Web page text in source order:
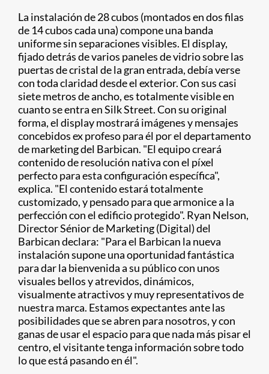
La instalación de 28 cubos (montados en dos filas
de 14 cubos cada una) compone una banda
uniforme sin separaciones visibles. El display,
fijado detrás de varios paneles de vidrio sobre las
puertas de cristal de la gran entrada, debía verse
con toda claridad desde el exterior. Con sus casi
siete metros de ancho, es totalmente visible en
cuanto se entra en Silk Street. Con su original
forma, el display mostrará imágenes y mensajes
concebidos ex profeso para él por el departamento
de marketing del Barbican. "El equipo creará
contenido de resolución nativa con el píxel
perfecto para esta configuración específica",
explica. "El contenido estará totalmente
customizado, y pensado para que armonice a la
perfección con el edificio protegido". Ryan Nelson,
Director Sénior de Marketing (Digital) del
Barbican declara: "Para el Barbican la nueva
instalación supone una oportunidad fantástica
para dar la bienvenida a su público con unos
visuales bellos y atrevidos, dinámicos,
visualmente atractivos y muy representativos de
nuestra marca. Estamos expectantes ante las
posibilidades que se abren para nosotros, y con
ganas de usar el espacio para que nada más pisar el
centro, el visitante tenga información sobre todo
lo que está pasando en él".